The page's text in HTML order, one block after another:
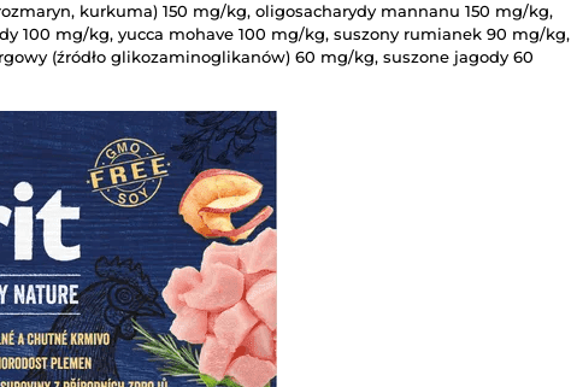
kurkuma) 150 mg/kg, oligosacharydy mannanu 150 mg/kg,
100 mg/kg, yucca mohave 100 mg/kg, suszony rumianek 90 mg/kg,
(źródło glikozaminoglikanów) 60 mg/kg, suszone jagody 60